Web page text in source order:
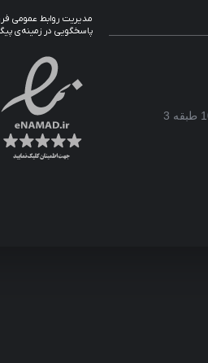
پاسخگویی در زمینه‌ی